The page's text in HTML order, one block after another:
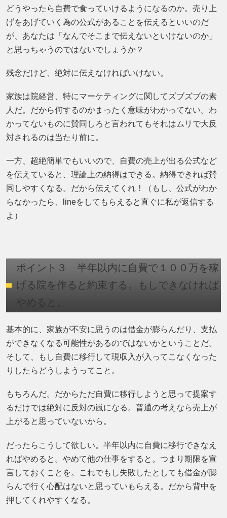
どうやったら自費で食っていけるようになるのか。売り上
げをあげていく為の公式があることを伝えるといいのだ
が、あなたは「なんでそこまで伝えないといけないのか」
と思っちゃうのではないでしょうか？
残念だけど、絶対に伝えなければいけない。
家族は院経営、特にマーケティングに関してズブズブの素
人だ。だから何するのかまったく意味がわかってない。わ
かってないものに賛同しろと言われてもそれはムリで大反
対されるのは当たり前に。
一方、超絶簡単でもいいので、自費の売上が出る公式など
を伝えていると、理論上の納得はできる。納得できれば賛
同しやすくなる。だから伝えてくれ！（もし、公式がわか
らなかったら、lineをしてもらえると直ぐに私が返信する
よ）
ポイント３ 半年以内に自費で１００万を稼
げる院を作ると約束する。もしできなければ
やめると。
基本的に、家族が不安に思うのは借金が膨らんだり、支払
ができなくなる可能性があるのではないかということだ。
そして、もし自費に移行して現収入が入ってこなくなった
りしたらどうしようってこと。
もちろんだ。だからただ自費に移行しようと思って提案す
るだけでは絶対に反対の嵐になる。普通の考えなら売上が
上がると思っていないから。
だったらこうして欲しい。半年以内に自費に移行できなえ
ればやめると。やめて他の仕事をすると。つまり期限を宣
言しておくことを。これでもし失敗したとしても借金が膨
らんで行く心配はないと思っていもらえる。だから背中を
押してくれやすくなる。